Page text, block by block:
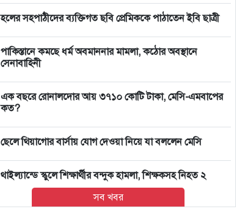
হলের সহপাঠীদের ব্যক্তিগত ছবি প্রেমিককে পাঠাতেন ইবি ছাত্রী
পাকিস্তানে কমছে ধর্ম অবমাননার মামলা, কঠোর অবস্থানে
সেনাবাহিনী
এক বছরে রোনালদোর আয় ৩৭১০ কোটি টাকা, মেসি-এমবাপের
কত?
ছেলে থিয়াগোর বার্সায় যোগ দেওয়া নিয়ে যা বললেন মেসি
থাইল্যান্ডে স্কুলে শিক্ষার্থীর বন্দুক হামলা, শিক্ষকসহ নিহত ২
ওসমানী নগরে দুই বাসের মুখোমুখি সংঘর্ষে নিহত ৯
সব খবর